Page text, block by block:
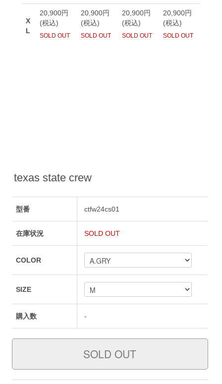
texas state crew
型番 ctfw24cs01
在庫状況 SOLD OUT
COLOR
SIZE
購入数 -